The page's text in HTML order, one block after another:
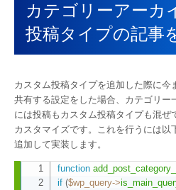
カテゴリーアーカ
投稿タイプの記事
カスタム投稿タイプを追加した際に今
共有する設定をした場合、カテゴリー
には投稿もカスタム投稿タイプも混ぜ
カスタマイズです。これを行うには
追加して実装します。
function
if ($wp_query->